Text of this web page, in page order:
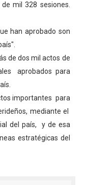
Abiertas 2026
y la Niña
Prehospitalaria
mil 328 sesiones.
han aprobado son
de dos mil actos de
aprobados para
importantes para
mediante el
del país, y de esa
estratégicas del